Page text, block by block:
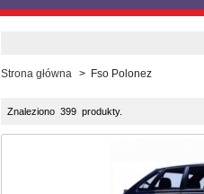
Strona główna > Fso Polonez
Znaleziono 399 produkty.